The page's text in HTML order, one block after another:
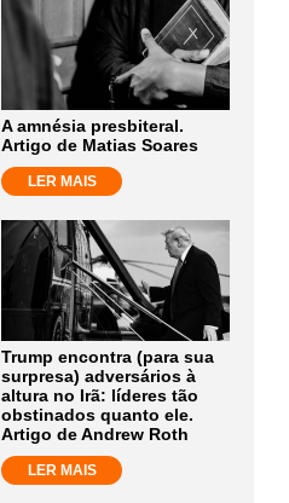
A amnésia presbiteral.
Artigo de Matias Soares
LER MAIS
Trump encontra (para sua
surpresa) adversários à
altura no Irã: líderes tão
obstinados quanto ele.
Artigo de Andrew Roth
LER MAIS